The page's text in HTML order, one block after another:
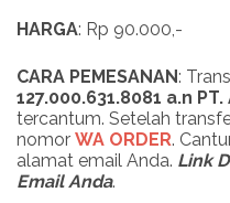
HARGA: Rp 90.000,-
CARA PEMESANAN:
127.000.631.8081 a.n
tercantum. Setelah
nomor WA ORDER.
alamat email Anda. Link
Email Anda.